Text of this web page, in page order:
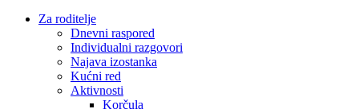
Za roditelje
Dnevni raspored
Individualni razgovori
Najava izostanka
Kućni red
Aktivnosti
Korčula